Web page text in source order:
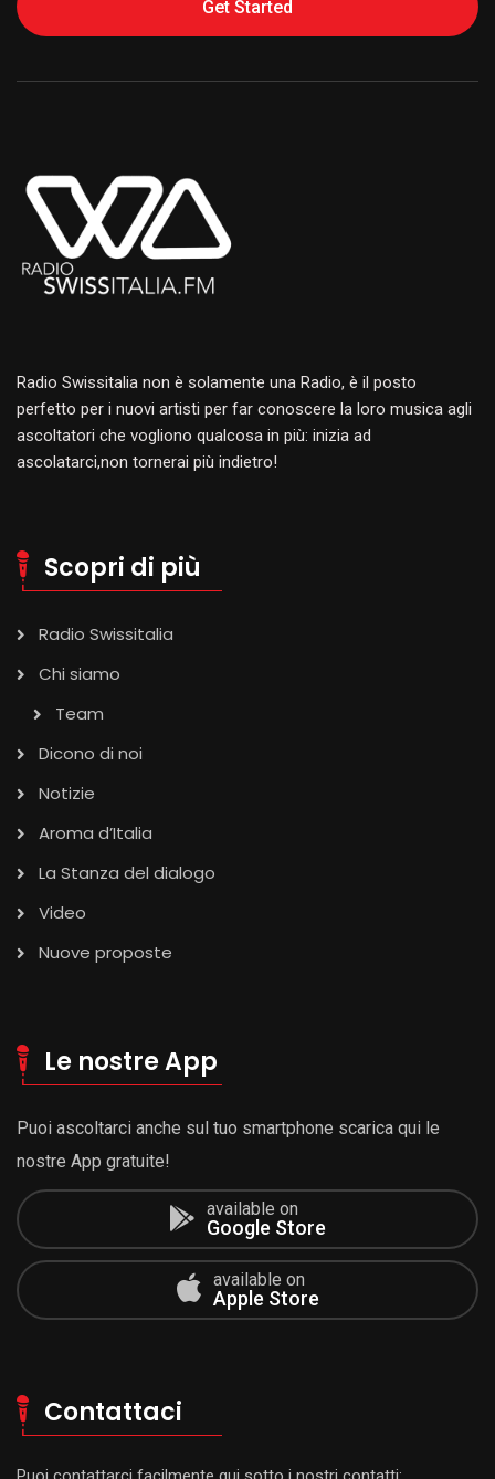
Get Started
Radio Swissitalia non è solamente una Radio, è il posto
perfetto per i nuovi artisti per far conoscere la loro musica agli
ascoltatori che vogliono qualcosa in più: inizia ad
ascolatarci,non tornerai più indietro!
Scopri di più
Radio Swissitalia
Chi siamo
Team
Dicono di noi
Notizie
Aroma d’Italia
La Stanza del dialogo
Video
Nuove proposte
Le nostre App
Puoi ascoltarci anche sul tuo smartphone scarica qui le
nostre App gratuite!
available on
Google Store
available on
Apple Store
Contattaci